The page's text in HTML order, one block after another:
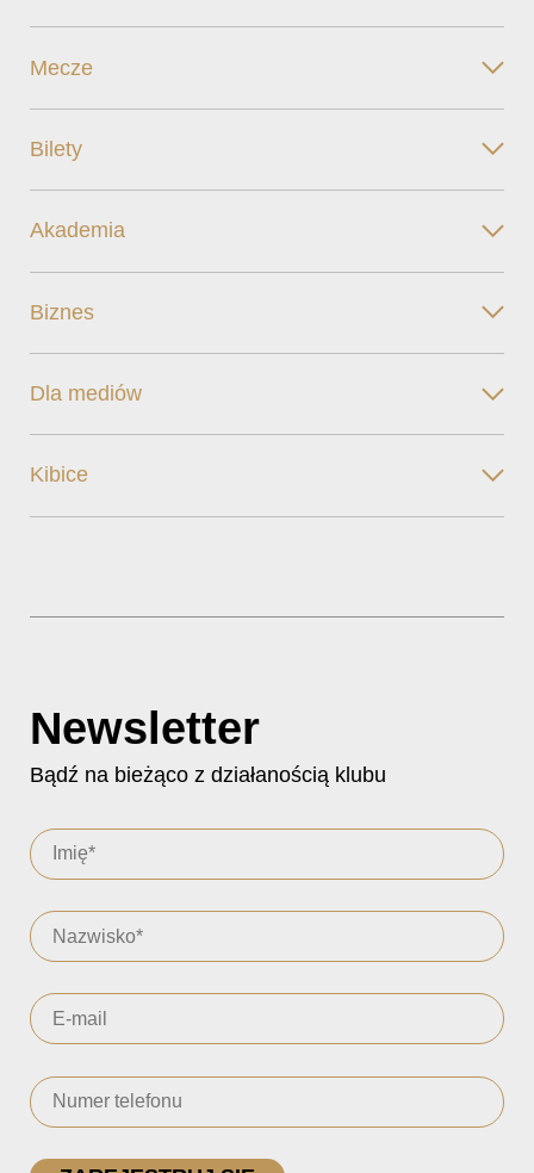
Mecze
Bilety
Akademia
Biznes
Dla mediów
Kibice
Newsletter
Bądź na bieżąco z działanością klubu